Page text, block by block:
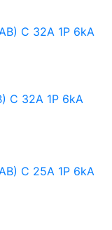
C 32A 1P 6kA